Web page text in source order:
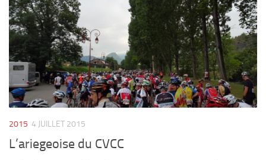
2015 4 JUILLET 2015
L’ariegeoise du CVCC